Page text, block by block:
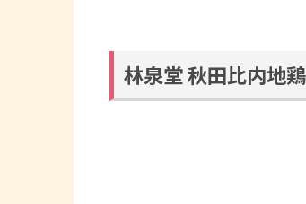
林泉堂 秋田比内地